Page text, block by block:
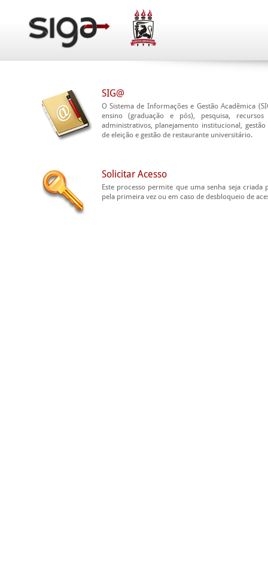
SIG@
O Sistema de Informações e Gestão Acadêmica
ensino (graduação e pós), pesquisa, recursos
administrativos, planejamento institucional,
de eleição e gestão de restaurante universitário.
Solicitar Acesso
Este processo permite que uma senha seja criada
pela primeira vez ou em caso de desbloqueio de